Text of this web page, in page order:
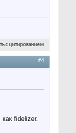
с цитированием
#4
fidelizer.